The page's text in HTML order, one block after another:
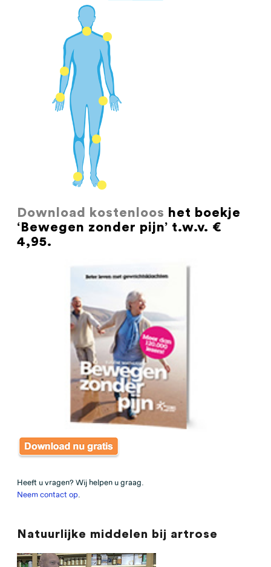
Download kostenloos het boekje
‘Bewegen zonder pijn’ t.w.v. €
4,95.
Heeft u vragen? Wij helpen u graag.
Neem contact op
Natuurlijke middelen bij artrose